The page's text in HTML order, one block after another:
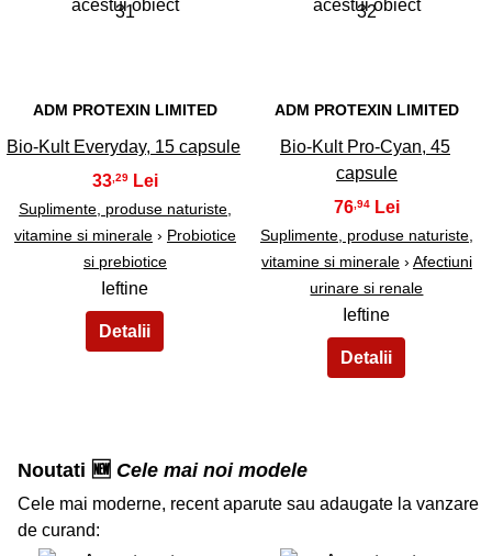
31
ADM PROTEXIN LIMITED
Bio-Kult Everyday, 15 capsule
33,29
Suplimente, produse naturiste,
vitamine si minerale› Probiotice
si prebiotice
Ieftine
32
ADM PROTEXIN LIMITED
Bio-Kult Pro-Cyan, 45
capsule
76,94
Suplimente, produse naturiste,
vitamine si minerale› Afectiuni
urinare si renale
Ieftine
Noutati 🆕 Cele mai noi modele
Cele mai moderne, recent aparute sau adaugate la vanzare
de curand: